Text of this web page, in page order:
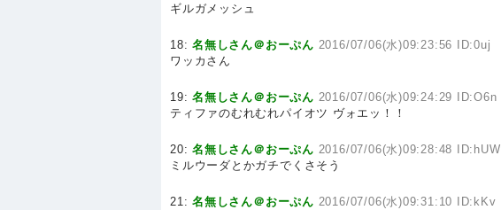
ギルガメッシュ
18:名無しさん＠おーぷん 2016/07/06(水)09:23:56 ID:0uj
ワッカさん
19:名無しさん＠おーぷん 2016/07/06(水)09:24:29 ID:O6n
ティファのむれむれパイオツ ヴォエッ！！
20:名無しさん＠おーぷん 2016/07/06(水)09:28:48 ID:hUW
ミルウーダとかガチでくさそう
21:名無しさん＠おーぷん 2016/07/06(水)09:31:10 ID:kKv